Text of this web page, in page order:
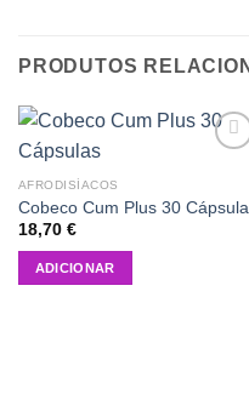
PRODUTOS
AFRODISÍACOS
Cobeco Cum Plus 30
18,70 €
ADICIONAR